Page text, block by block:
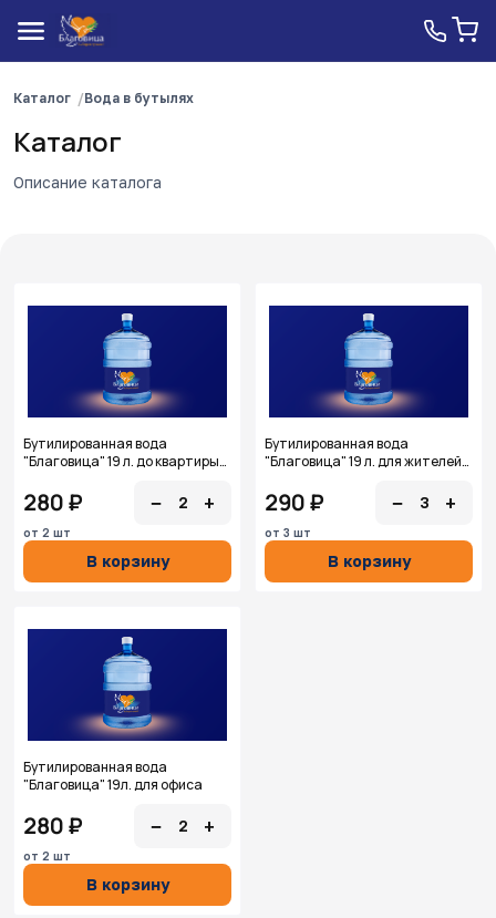
Каталог Вода в бутылях
Каталог
Описание каталога
Бутилированная вода
"Благовица" 19 л. до квартиры/
280 ₽ − 2 +
от 2 шт
В корзину
Бутилированная вода
"Благовица" 19 л. для жителей
290 ₽ − 3 +
от 3 шт
В корзину
Бутилированная вода
"Благовица" 19л. для офиса
280 ₽ − 2 +
от 2 шт
В корзину